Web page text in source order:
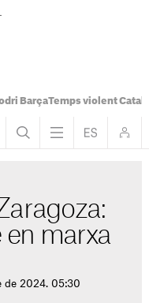
BarçaTemps violent
en marxa
de 2024. 05:30